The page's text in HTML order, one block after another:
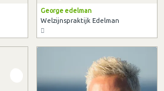
George edelman
Welzijnspraktijk Edelman